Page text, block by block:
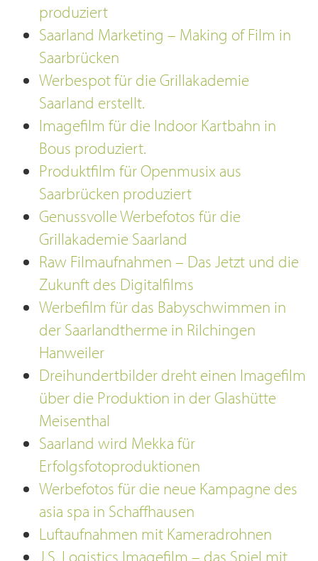
produziert
Saarland Marketing – Making of Film in
Saarbrücken
Werbespot für die Grillakademie
Saarland erstellt.
Imagefilm für die Indoor Kartbahn in
Bous produziert.
Produktfilm für Openmusix aus
Saarbrücken produziert
Genussvolle Werbefotos für die
Grillakademie Saarland
Raw Filmaufnahmen – Das Jetzt und die
Zukunft des Digitalfilms
Werbefilm für das Babyschwimmen in
der Saarlandtherme in Rilchingen
Hanweiler
Dreihundertbilder dreht einen Imagefilm
über die Produktion in der Glashütte
Meisenthal
Saarland wird Mekka für
Erfolgsfotoproduktionen
Werbefotos für die neue Kampagne des
asia spa in Schaffhausen
Luftaufnahmen mit Kameradrohnen
J.S. Logistics Imagefilm – das Spiel mit